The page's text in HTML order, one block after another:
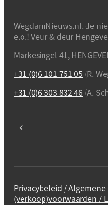
WegdamNieuws.nl: de
e.o.! Veur & deur
Markesingel 41,
+31 (0)6 101 751 05 (R.
+31 (0)6 303 832 46 (A.
Privacybeleid / Algemene
(verkoop)voorwaarden /